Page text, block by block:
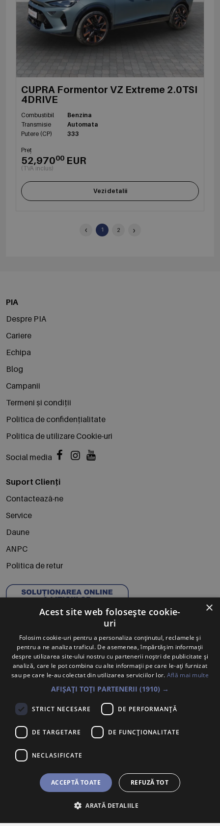
CUPRA Formentor VZ Extreme 2.0TSI
4DRIVE
Combustibil
Benzina
Transmisie
Automata
Putere (CP)
333
Preț
52,97000 EUR
(TVA inclus)
Vezi detalii
‹ 1 2 ›
PIA
Despre PIA
Cariere
Echipa
Blog
Campanii
Termeni și condiții
Politica de confidențialitate
Politica de utilizare Cookie-uri
Social media
Suport Clienți
Contactează-ne
Service
Daune
ANPC
Politica de retur
Abonează-te la Newsletter
Te anunțăm când avem oferte noi și promoții la mărcile
Sunt de acord ca datele cu caracter personal furnizate să fie
Declar că am citit și sunt de acord cu
PORSCHE INTER AUTO ROMANIA S.R.L.
Voluntari, Bdul. Pipera Nr. 2, Jud. Ilfov,
J2007002067233, CUI/CIF RO22188461
×
Acest site web folosește cookie-
uri
Folosim cookie-uri pentru a personaliza conținutul, reclamele și
pentru a ne analiza traficul. De asemenea, împărtășim informații
despre utilizarea site-ului nostru cu partenerii noștri de publicitate și
analiză, care le pot combina cu alte informații pe care le-ați furnizat
sau pe care le-au colectat din utilizarea serviciilor lor. Află mai multe
AFIȘAȚI TOȚI PARTENERII (1910) →
STRICT NECESARE DE PERFORMANȚĂ
DE TARGETARE DE FUNCŢIONALITATE
NECLASIFICATE
ACCEPTĂ TOATE REFUZĂ TOT
ARATĂ DETALIILE